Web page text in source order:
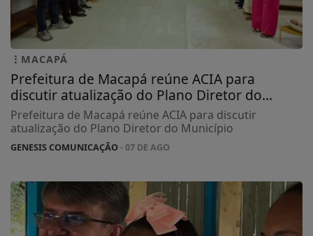
MACAPÁ
Prefeitura de Macapá reúne ACIA para
discutir atualização do Plano Diretor do...
Prefeitura de Macapá reúne ACIA para discutir
atualização do Plano Diretor do Município
GENESIS COMUNICAÇÃO- 07 DE AGO